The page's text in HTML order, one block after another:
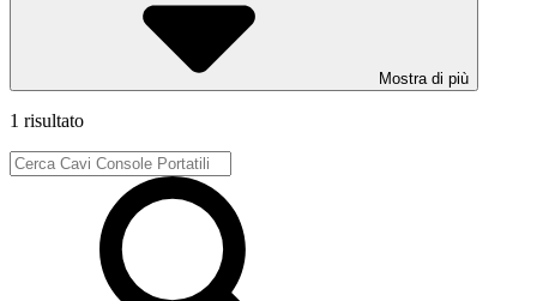
Mostra di più
1 risultato